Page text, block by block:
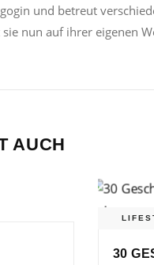
und betreut
nun auf ihrer eigenen
AUCH
30